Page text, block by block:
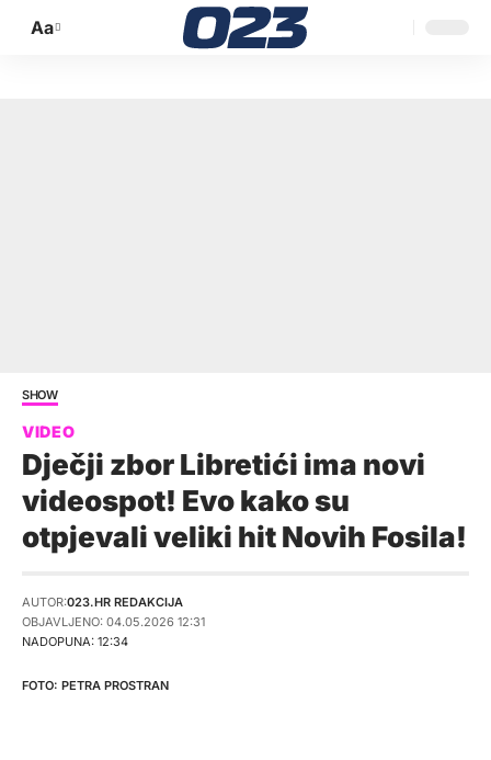
Promijeni
Aa
SHOW
Dječji zbor Libretići ima novi
videospot! Evo kako su
otpjevali veliki hit Novih Fosila!
NADOPUNA: 12:34
AUTOR:023.HR REDAKCIJA
OBJAVLJENO: 04.05.2026 12:31
PETRA PROSTRAN